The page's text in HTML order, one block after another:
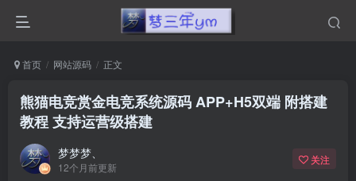
首页 网站源码 正文
熊猫电竞赏金电竞系统源码 APP+H5双端 附搭建
教程 支持运营级搭建
梦梦梦、
12个月前更新
关注